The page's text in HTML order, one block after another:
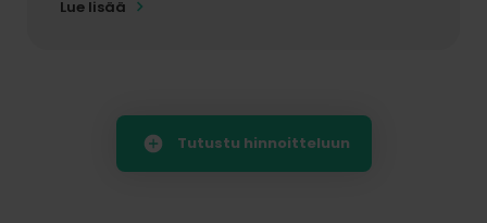
Lue lisää
Tutustu hinnoitteluun